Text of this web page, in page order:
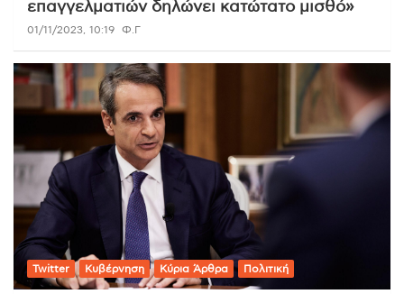
επαγγελματιών δηλώνει κατώτατο μισθό»
01/11/2023, 10:19 Φ.Γ
Twitter Κυβέρνηση Κύρια Άρθρα Πολιτική